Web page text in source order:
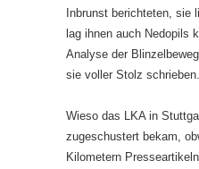
Inbrunst berichteten, sie
lag ihnen auch Nedopils
Analyse der
sie voller Stolz schrieben.
Wieso das LKA in
zugeschustert bekam,
Kilometern